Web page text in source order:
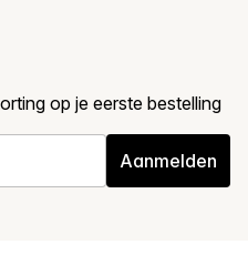
op je eerste bestelling
Aanmelden